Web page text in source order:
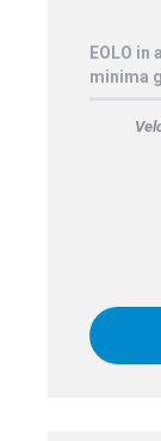
EOLO
minima